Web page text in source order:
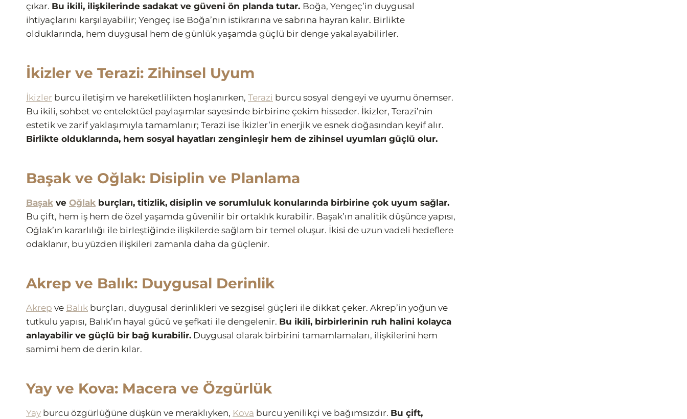
çıkar. Bu ikili, ilişkilerinde sadakat ve güveni ön planda tutar. Boğa, Yengeç’in duygusal
ihtiyaçlarını karşılayabilir; Yengeç ise Boğa’nın istikrarına ve sabrına hayran kalır. Birlikte
olduklarında, hem duygusal hem de günlük yaşamda güçlü bir denge yakalayabilirler.
İkizler ve Terazi: Zihinsel Uyum
İkizler burcu iletişim ve hareketlilikten hoşlanırken, Terazi burcu sosyal dengeyi ve uyumu önemser.
Bu ikili, sohbet ve entelektüel paylaşımlar sayesinde birbirine çekim hisseder. İkizler, Terazi’nin
estetik ve zarif yaklaşımıyla tamamlanır; Terazi ise İkizler’in enerjik ve esnek doğasından keyif alır.
Birlikte olduklarında, hem sosyal hayatları zenginleşir hem de zihinsel uyumları güçlü olur.
Başak ve Oğlak: Disiplin ve Planlama
Başak ve Oğlak burçları, titizlik, disiplin ve sorumluluk konularında birbirine çok uyum sağlar.
Bu çift, hem iş hem de özel yaşamda güvenilir bir ortaklık kurabilir. Başak’ın analitik düşünce yapısı,
Oğlak’ın kararlılığı ile birleştiğinde ilişkilerde sağlam bir temel oluşur. İkisi de uzun vadeli hedeflere
odaklanır, bu yüzden ilişkileri zamanla daha da güçlenir.
Akrep ve Balık: Duygusal Derinlik
Akrep ve Balık burçları, duygusal derinlikleri ve sezgisel güçleri ile dikkat çeker. Akrep’in yoğun ve
tutkulu yapısı, Balık’ın hayal gücü ve şefkati ile dengelenir. Bu ikili, birbirlerinin ruh halini kolayca
anlayabilir ve güçlü bir bağ kurabilir. Duygusal olarak birbirini tamamlamaları, ilişkilerini hem
samimi hem de derin kılar.
Yay ve Kova: Macera ve Özgürlük
Yay burcu özgürlüğüne düşkün ve meraklıyken, Kova burcu yenilikçi ve bağımsızdır. Bu çift,